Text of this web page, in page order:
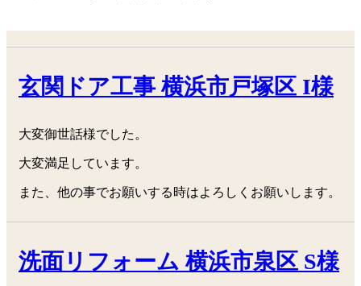
玄関ドア工事 横浜市戸塚区 I様
大変御世話様でした。
大変満足しています。
また、他の事でお願いする時はよろしくお願いします。
洗面リフォーム 横浜市泉区 S様